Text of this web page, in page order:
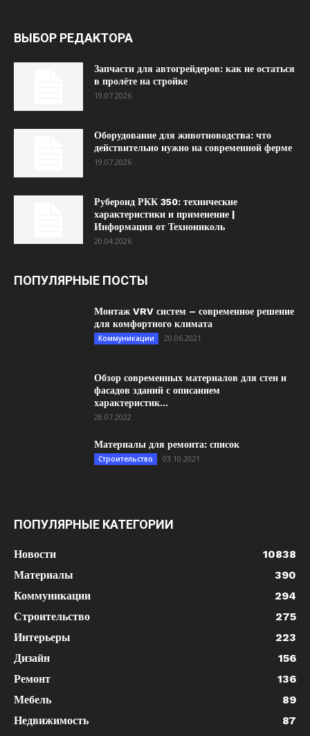
ВЫБОР РЕДАКТОРА
Запчасти для автогрейдеров: как не остаться
в пролёте на стройке
19.07.2026
Оборудование для животноводства: что
действительно нужно на современной ферме
19.07.2026
Рубероид РКК 350: технические
характеристики и применение |
Информация от Технониколь
20.04.2026
ПОПУЛЯРНЫЕ ПОСТЫ
Монтаж VRV систем – современное решение
для комфортного климата
Коммуникации 20.06.2021
Обзор современных материалов для стен и
фасадов зданий с описанием
характеристик...
28.07.2022
Материалы для ремонта: список
Строительство 03.10.2021
ПОПУЛЯРНЫЕ КАТЕГОРИИ
Новости
10838
Материалы
390
Коммуникации
294
Строительство
275
Интерьеры
223
Дизайн
156
Ремонт
136
Мебель
89
Недвижимость
87